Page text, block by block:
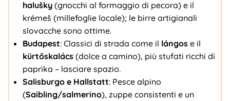
halušky(gnocchi al formaggio di pecora) e il
krémeš (millefoglie locale); le birre artigianali
slovacche sono ottime.
Budapest: Classici di strada come il lángose il
kürtőskalács(dolce a camino), più stufati ricchi di
paprika – lasciare spazio.
Salisburgo e Hallstatt: Pesce alpino
(Saibling/salmerino), zuppe consistenti e un